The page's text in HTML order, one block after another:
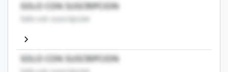
SOLO CON SUSCRIPCION
Solo con suscripcion
SOLO CON SUSCRIPCION